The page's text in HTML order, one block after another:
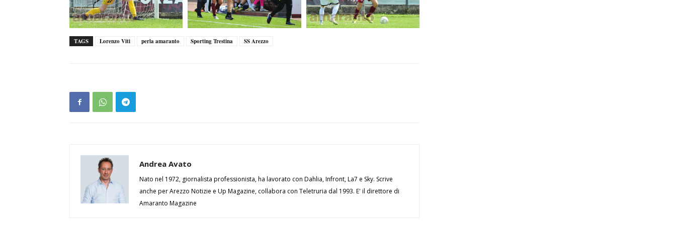
TAGS Lorenzo Viti perla amaranto Sporting Trestina SS Arezzo
Andrea Avato
Nato nel 1972, giornalista professionista, ha lavorato con Dahlia, Infront, La7 e Sky. Scrive
anche per Arezzo Notizie e Up Magazine, collabora con Teletruria dal 1993. E' il direttore di
Amaranto Magazine